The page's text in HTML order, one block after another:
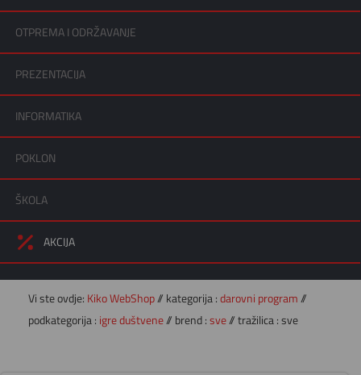
OTPREMA I ODRŽAVANJE
PREZENTACIJA
INFORMATIKA
POKLON
ŠKOLA
AKCIJA
Vi ste ovdje: Kiko WebShop// kategorija : darovni program //
podkategorija : igre duštvene// brend : sve// tražilica : sve